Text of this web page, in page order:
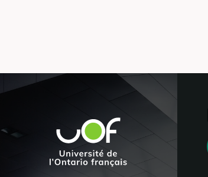
Coordonnées
et
informations